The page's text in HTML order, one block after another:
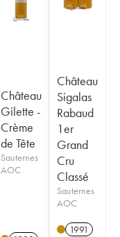
Château
Gilette -
Crème
de Tête
Sauternes
AOC
Château
Sigalas
Rabaud
1er
Grand
Cru
Classé
Sauternes
AOC
1991